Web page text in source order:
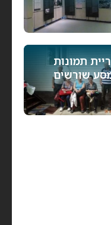
תמונות
שורשים